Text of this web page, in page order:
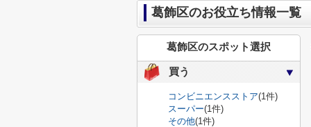
葛飾区のお役立ち情報一覧
葛飾区のスポット選択
買う
コンビニエンスストア(1件)
スーパー(1件)
その他(1件)